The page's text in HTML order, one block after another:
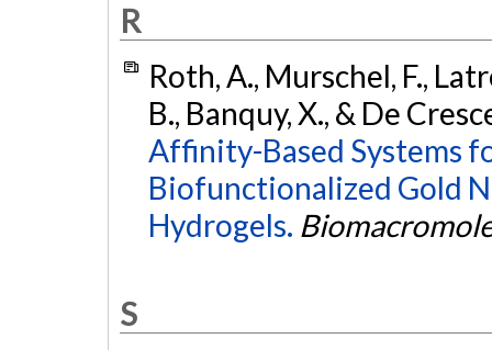
R
Roth, A., Murschel, F.,
B., Banquy, X., & De
Affinity-Based Systems
Biofunctionalized Gold
Hydrogels.
S